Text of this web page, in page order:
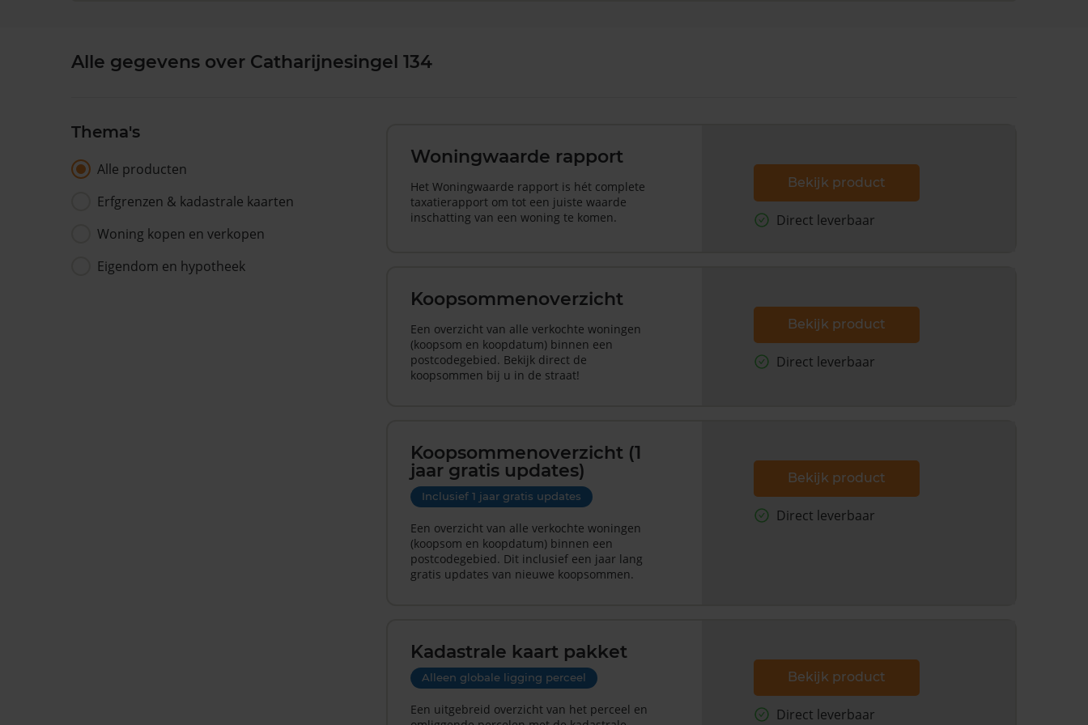
Alle gegevens over Catharijnesingel 134
Thema's
Alle producten
Erfgrenzen & kadastrale kaarten
Woning kopen en verkopen
Eigendom en hypotheek
Woningwaarde rapport
Het Woningwaarde rapport is hét complete
taxatierapport om tot een juiste waarde
inschatting van een woning te komen.
Bekijk product
Direct leverbaar
Koopsommenoverzicht
Een overzicht van alle verkochte woningen
(koopsom en koopdatum) binnen een
postcodegebied. Bekijk direct de
koopsommen bij u in de straat!
Bekijk product
Direct leverbaar
Koopsommenoverzicht (1
jaar gratis updates)
Inclusief 1 jaar gratis updates
Een overzicht van alle verkochte woningen
(koopsom en koopdatum) binnen een
postcodegebied. Dit inclusief een jaar lang
gratis updates van nieuwe koopsommen.
Bekijk product
Direct leverbaar
Kadastrale kaart pakket
Alleen globale ligging perceel
Een uitgebreid overzicht van het perceel en
Bekijk product
Direct leverbaar